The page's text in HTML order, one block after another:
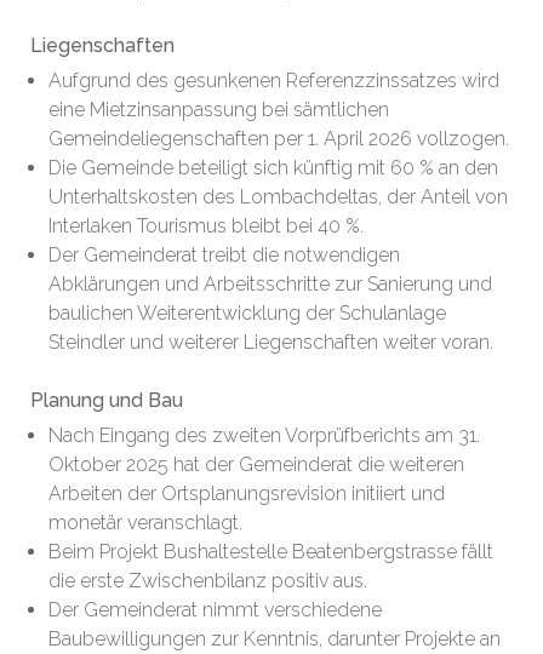
Liegenschaften
Aufgrund des gesunkenen Referenzzinssatzes wird
eine Mietzinsanpassung bei sämtlichen
Gemeindeliegenschaften per 1. April 2026 vollzogen.
Die Gemeinde beteiligt sich künftig mit 60 % an den
Unterhaltskosten des Lombachdeltas, der Anteil von
Interlaken Tourismus bleibt bei 40 %.
Der Gemeinderat treibt die notwendigen
Abklärungen und Arbeitsschritte zur Sanierung und
baulichen Weiterentwicklung der Schulanlage
Steindler und weiterer Liegenschaften weiter voran.
Planung und Bau
Nach Eingang des zweiten Vorprüfberichts am 31.
Oktober 2025 hat der Gemeinderat die weiteren
Arbeiten der Ortsplanungsrevision initiiert und
monetär veranschlagt.
Beim Projekt Bushaltestelle Beatenbergstrasse fällt
die erste Zwischenbilanz positiv aus.
Der Gemeinderat nimmt verschiedene
Baubewilligungen zur Kenntnis, darunter Projekte an